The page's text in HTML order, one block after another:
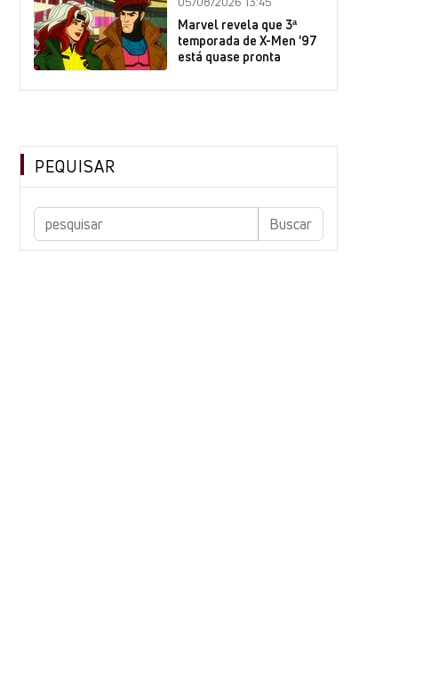
Marvel revela que 3ª
temporada de X-Men '97
está quase pronta
PEQUISAR